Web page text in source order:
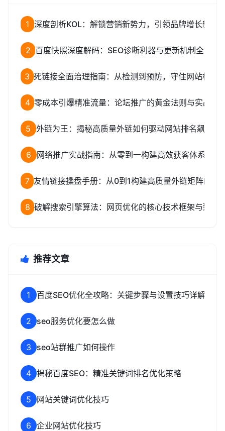
1 深度剖析KOL：解锁营销新势力，引领品牌增长新路
2 百度快照深度解码：SEO诊断利器与更新机制全揭秘
3 死链接全面治理指南：从检测到预防，守住网站权重
4 零成本引爆精准流量：论坛推广的黄金法则与实战全
5 外链为王：揭秘高质量外链如何驱动网站排名飙升
6 网络推广实战指南：从零到一构建高效获客体系
7 友情链接操盘手册：从0到1构建高质量外链矩阵的完
8 破解搜索引擎算法：网页优化的核心技术框架与致命
推荐文章
1 百度SEO优化全攻略：关键步骤与设置技巧详解
2 seo服务优化要怎么做
3 seo站群推广如何操作
4 揭秘百度SEO：精准关键词排名优化策略
5 网站关键词优化技巧
6 企业网站优化技巧